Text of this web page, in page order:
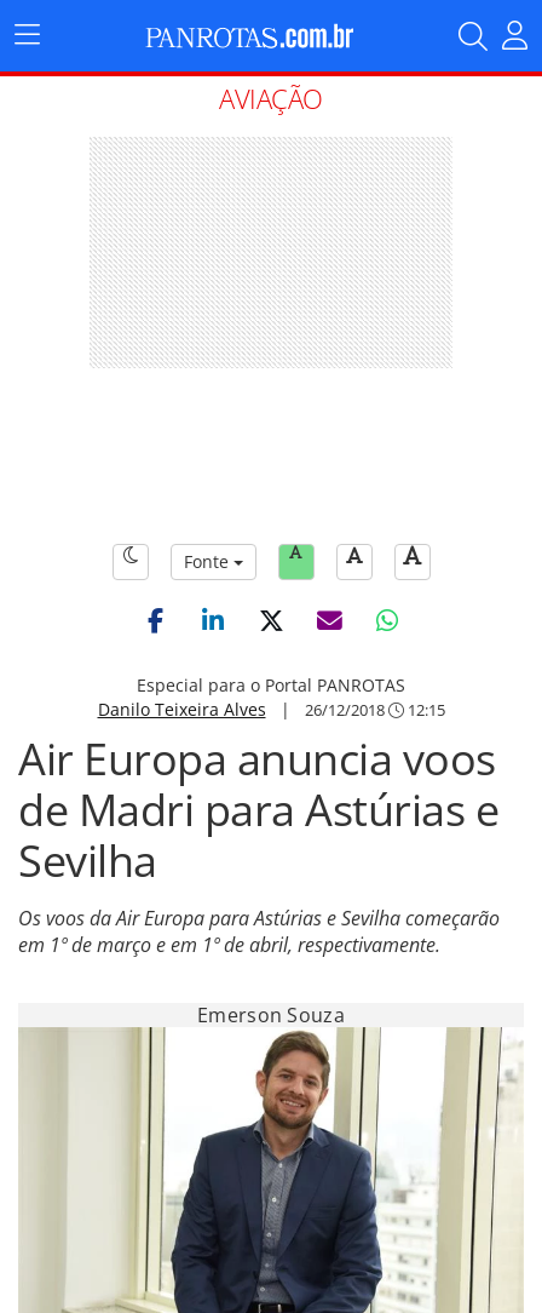
Menu
Principal
AVIAÇÃO
Fonte
Especial para o Portal PANROTAS
Danilo Teixeira Alves | 26/12/2018 12:15
Air Europa anuncia voos
de Madri para Astúrias e
Sevilha
Os voos da Air Europa para Astúrias e Sevilha começarão
em 1º de março e em 1º de abril, respectivamente.
Emerson Souza